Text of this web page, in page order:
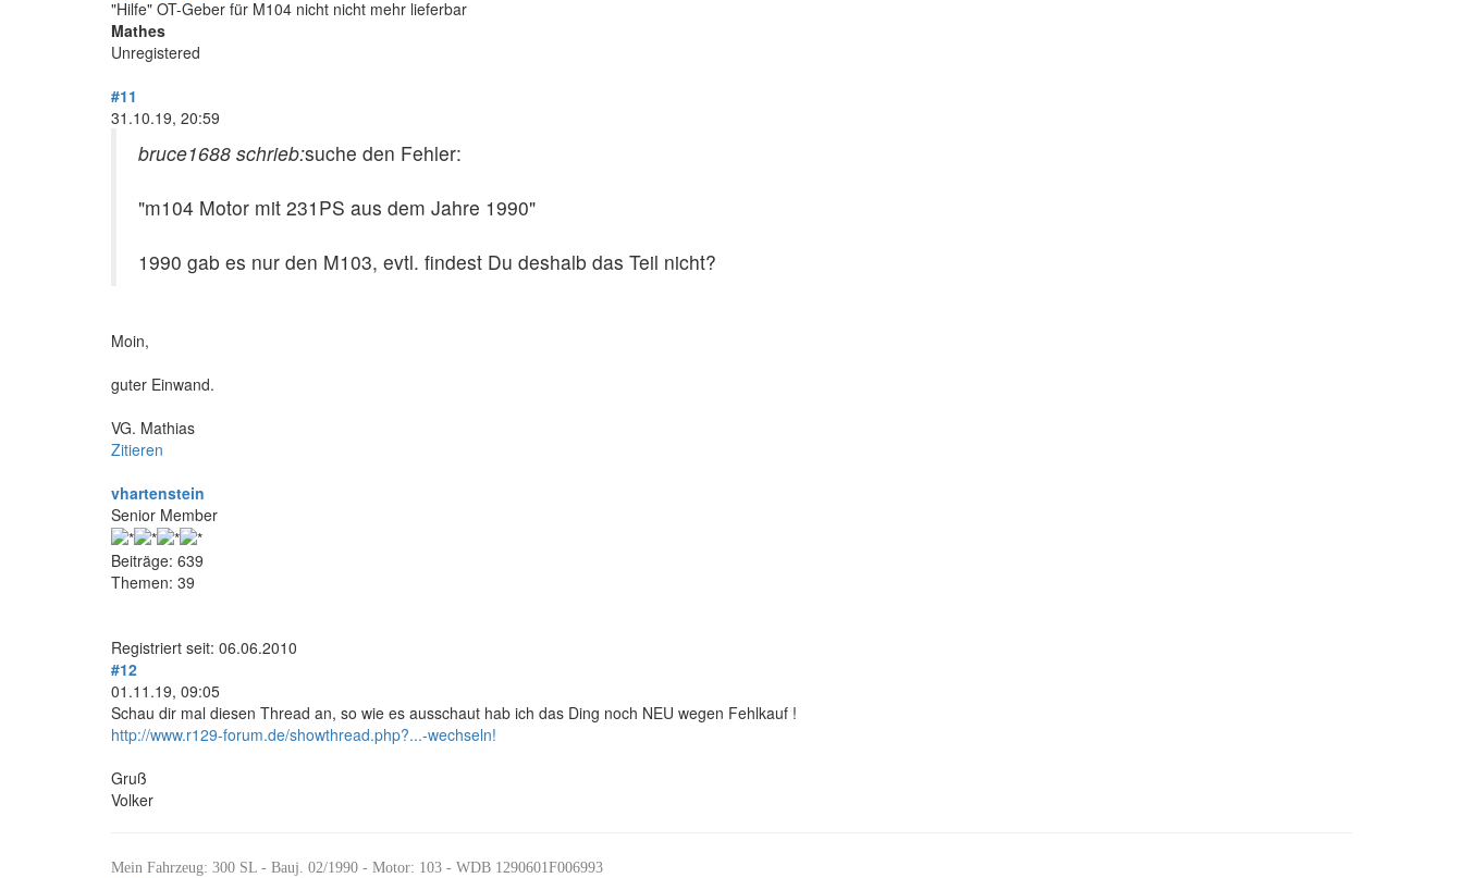
"Hilfe" OT-Geber für M104 nicht nicht mehr lieferbar
Mathes
Unregistered
#11
31.10.19, 20:59
bruce1688 schrieb:suche den Fehler:
"m104 Motor mit 231PS aus dem Jahre 1990"
1990 gab es nur den M103, evtl. findest Du deshalb das Teil nicht?
Moin,
guter Einwand.
VG. Mathias
Zitieren
vhartenstein
Senior Member
Beiträge: 639
Themen: 39
Registriert seit: 06.06.2010
#12
01.11.19, 09:05
Schau dir mal diesen Thread an, so wie es ausschaut hab ich das Ding noch NEU wegen Fehlkauf !
http://www.r129-forum.de/showthread.php?...-wechseln!
Gruß
Volker
Mein Fahrzeug: 300 SL - Bauj. 02/1990 - Motor: 103 - WDB 1290601F006993